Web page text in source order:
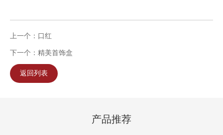
上一个：口红
下一个：精美首饰盒
返回列表
产品推荐